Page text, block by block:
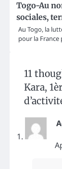
Togo-Au
sociales,
Au Togo, la
pour la France
11
Kara,